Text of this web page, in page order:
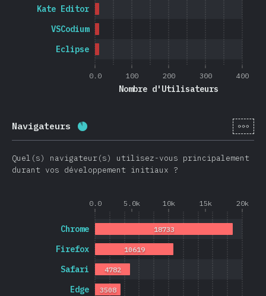
0.0 100 200 300 400
Nombre d'Utilisateurs
Eclipse
VSCodium
Kate Editor
Navigateurs Progression: [fr-
Quel(s) navigateur(s) utilisez-vous principalement
durant vos développement initiaux ?
0.0 5.0k 10k 15k 20k
Edge
Safari
Firefox
Chrome
3508
4782
10619
18733